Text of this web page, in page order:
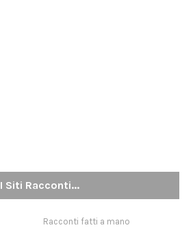
I Siti Racconti...
Racconti fatti a mano